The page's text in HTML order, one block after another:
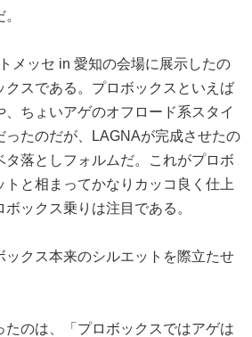
メッセ in 愛知の会場に展示したの
クスである。プロボックスといえば
、ちょいアゲのオフロード系スタイ
ったのだが、LAGNAが完成させたの
タ落としフォルムだ。これがプロボ
トと相まってかなりカッコ良く仕上
ックス乗りは注目である。
ックス本来のシルエットを際立たせ
たのは、「プロボックスではアゲは